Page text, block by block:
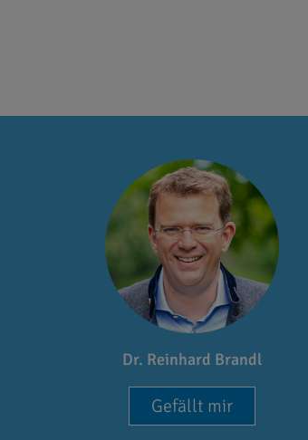
Dr. Reinhard Brandl
Gefällt mir